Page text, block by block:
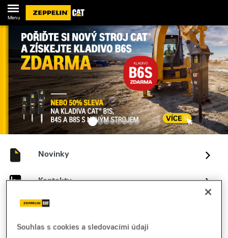
Menu
Novinky
Kontakty
Souhlas s cookies a sledovacími údaji